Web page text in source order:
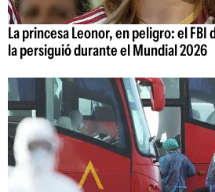
La princesa Leonor, en peligro: el
la persiguió durante el Mundial 2026